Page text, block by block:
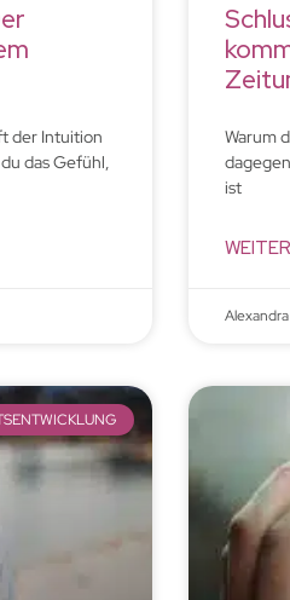
der Intuition
das Gefühl,
Warum
ist
Alexandra